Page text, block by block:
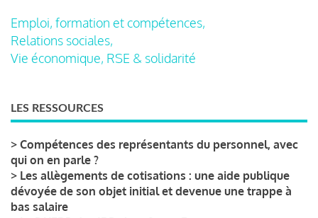
Emploi, formation et compétences,
Relations sociales,
Vie économique, RSE & solidarité
LES RESSOURCES
> Compétences des représentants du personnel, avec
qui on en parle ?
> Les allègements de cotisations : une aide publique
dévoyée de son objet initial et devenue une trappe à
bas salaire